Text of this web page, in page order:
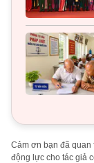
Cảm ơn bạn đã quan
động lực cho tác giả